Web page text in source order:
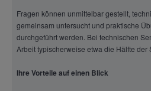
Fragen können unmittelbar gestellt,
gemeinsam untersucht und praktische
durchgeführt werden. Bei technischen
Arbeit typischerweise etwa die Hälfte der
Ihre Vorteile auf einen Blick